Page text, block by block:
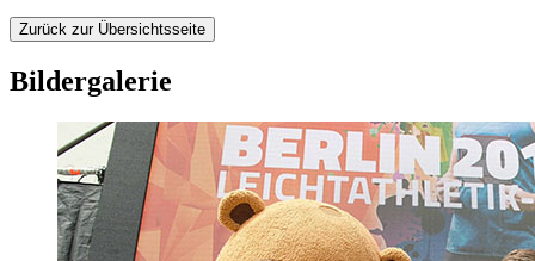
Zurück zur Übersichtsseite
Bildergalerie